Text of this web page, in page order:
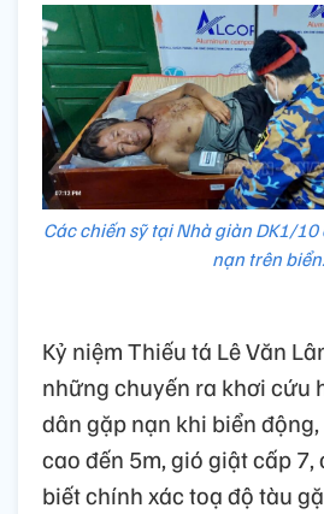
Các chiến sỹ tại Nhà giàn DK1/
nạn trên biển.
Kỷ niệm Thiếu tá Lê Văn
những chuyến ra khơi cứu
dân gặp nạn khi biển
cao đến 5m, gió giật cấp 7,
biết chính xác toạ độ tàu